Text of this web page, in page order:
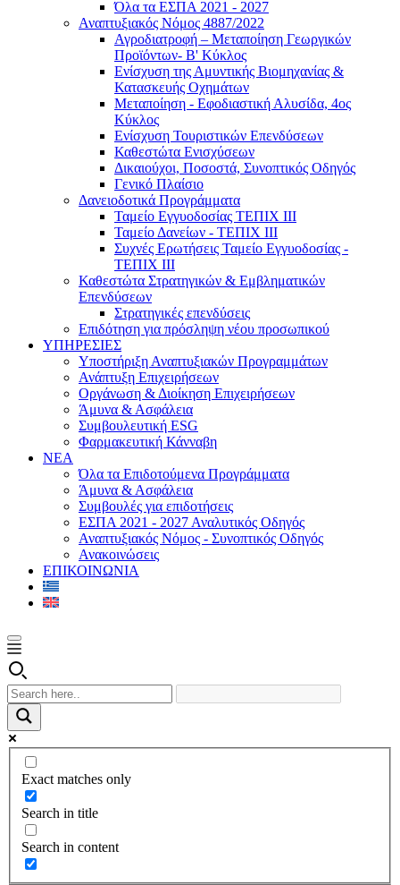
Όλα τα ΕΣΠΑ 2021 - 2027
Αναπτυξιακός Νόμος 4887/2022
Αγροδιατροφή – Μεταποίηση Γεωργικών
Προϊόντων- Β' Κύκλος
Eνίσχυση της Αμυντικής Βιομηχανίας &
Κατασκευής Οχημάτων
Μεταποίηση - Εφοδιαστική Αλυσίδα, 4ος
Κύκλος
Ενίσχυση Τουριστικών Επενδύσεων
Καθεστώτα Ενισχύσεων
Δικαιούχοι, Ποσοστά, Συνοπτικός Οδηγός
Γενικό Πλαίσιο
Δανειοδοτικά Προγράμματα
Ταμείο Εγγυοδοσίας ΤΕΠΙΧ ΙΙΙ
Ταμείο Δανείων - ΤΕΠΙΧ ΙΙΙ
Συχνές Ερωτήσεις Ταμείο Εγγυοδοσίας -
ΤΕΠΙΧ ΙΙΙ
Καθεστώτα Στρατηγικών & Εμβληματικών
Επενδύσεων
Στρατηγικές επενδύσεις
Επιδότηση για πρόσληψη νέου προσωπικού
ΥΠΗΡΕΣΙΕΣ
Υποστήριξη Αναπτυξιακών Προγραμμάτων
Ανάπτυξη Επιχειρήσεων
Οργάνωση & Διοίκηση Επιχειρήσεων
Άμυνα & Ασφάλεια
Συμβουλευτική ESG
Φαρμακευτική Κάνναβη
ΝΕΑ
Όλα τα Επιδοτούμενα Προγράμματα
Άμυνα & Ασφάλεια
Συμβουλές για επιδοτήσεις
ΕΣΠΑ 2021 - 2027 Αναλυτικός Οδηγός
Αναπτυξιακός Νόμος - Συνοπτικός Οδηγός
Ανακοινώσεις
ΕΠΙΚΟΙΝΩΝΙΑ
Exact matches only
Search in title
Search in content